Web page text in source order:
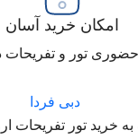
امکان خرید آسان
حضوری تور و
خرید تور تفریحات